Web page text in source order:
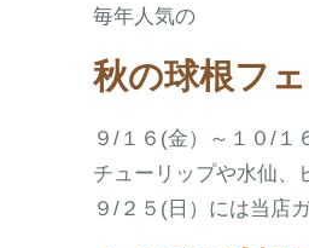
毎年人気の
秋の球根フ
９/１６(金）～１０/１
チューリップや水仙、
９/２５(日）には当店